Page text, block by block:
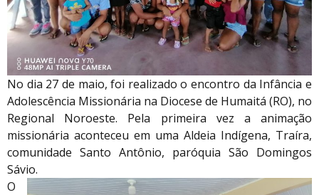
No dia 27 de maio, foi realizado o encontro da Infância e
Adolescência Missionária na Diocese de Humaitá (RO), no
Regional Noroeste. Pela primeira vez a animação
missionária aconteceu em uma Aldeia Indígena, Traíra,
comunidade Santo Antônio, paróquia São Domingos
Sávio.
O